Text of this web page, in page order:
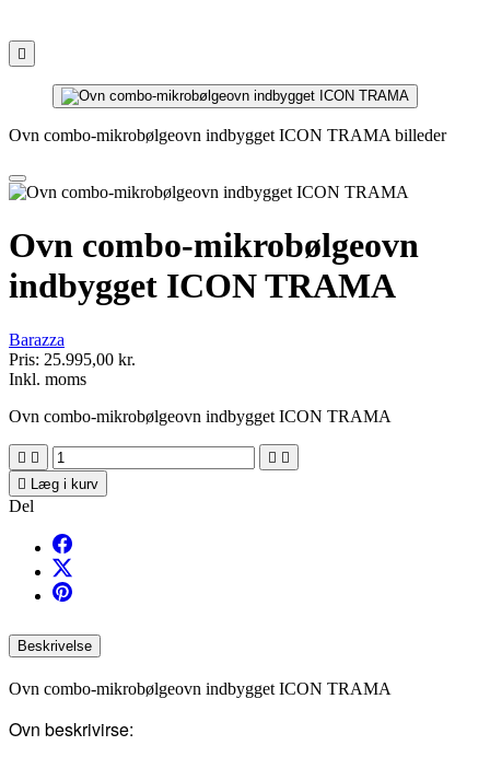

Ovn combo-mikrobølgeovn indbygget ICON TRAMA billeder
Ovn combo-mikrobølgeovn
indbygget ICON TRAMA
Barazza
Pris: 25.995,00 kr.
Inkl. moms
Ovn combo-mikrobølgeovn indbygget ICON TRAMA
   

Læg i kurv
Del
Beskrivelse
Ovn combo-mikrobølgeovn indbygget ICON TRAMA
Ovn beskrivirse: